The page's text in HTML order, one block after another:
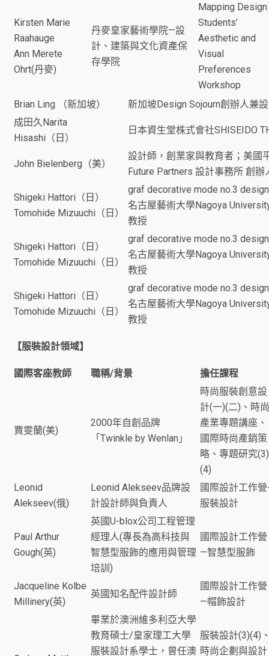
Kirsten Marie
Raahauge
Ann Merete
Ohrt(丹麥)
丹麥皇家藝術學院—設
計、建築與文化資產保
存學院
Mapping Design
Students’
Aesthetic and
Visual
Preferences
Workshop
Brian Ling （新加坡）
新加坡Design Sojourn創辦人兼
成田久Narita
Hisashi（日）
日本資生堂株式會社SHISEIDO
John Bielenberg（美）
設計師，創業家與教育者；美國
Future Partners 設計事務所 創辦
Shigeki Hattori（日）
Tomohide Mizuuchi（日）
graf decorative mode no.3
名古屋藝術大學Nagoya
教授
Shigeki Hattori（日）
Tomohide Mizuuchi（日）
graf decorative mode no.3
名古屋藝術大學Nagoya
教授
Shigeki Hattori（日）
Tomohide Mizuuchi（日）
graf decorative mode no.3
名古屋藝術大學Nagoya
教授
【服裝設計領域】
國際客座教師 職稱/背景 擔任課程
賈雯蘭(美)
2000年自創品牌
「Twinkle by Wenlan」
時尚服裝創意設
計(一)(二)、時尚
產業專題講座、
國際時尚產銷策
略、專題研究(3)
(4)
Leonid
Alekseev(俄)
Leonid Alekseev品牌設
計設計師與負責人
國際設計工作
服裝設計
Paul Arthur
Gough(英)
英國U-blox公司工程管理
經理人(專長為高科技與
智慧型服飾的應用與管理
培訓)
國際設計工作營
—智慧型服飾
Jacqueline Kolbe
Millinery(英)
英國知名配件設計師
國際設計工作營
—帽飾設計
畢業於澳洲維多利亞大學
教育碩士/皇家理工大學
服裝設計系學士，曾任澳
服裝設計(3)(4)
時尚企劃與設計